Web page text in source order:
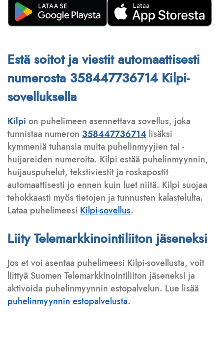
Estä soitot ja viestit automaattisesti
numerosta 358447736714 Kilpi-
sovelluksella
Kilpi on puhelimeen asennettava sovellus, joka
tunnistaa numeron 358447736714 lisäksi
kymmeniä tuhansia muita puhelinmyyjien tai -
huijareiden numeroita. Kilpi estää puhelinmyynnin,
huijauspuhelut, tekstiviestit ja roskapostit
automaattisesti jo ennen kuin luet niitä. Kilpi suojaa
tehokkaasti myös tietojen ja tunnusten kalastelulta.
Lataa puhelimeesi Kilpi-sovellus.
Liity Telemarkkinointiliiton jäseneksi
Jos et voi asentaa puhelimeesi Kilpi-sovellusta, voit
liittyä Suomen Telemarkkinointiliiton jäseneksi ja
aktivoida puhelinmyynnin estopalvelun. Lue lisää
puhelinmyynnin estopalvelusta.